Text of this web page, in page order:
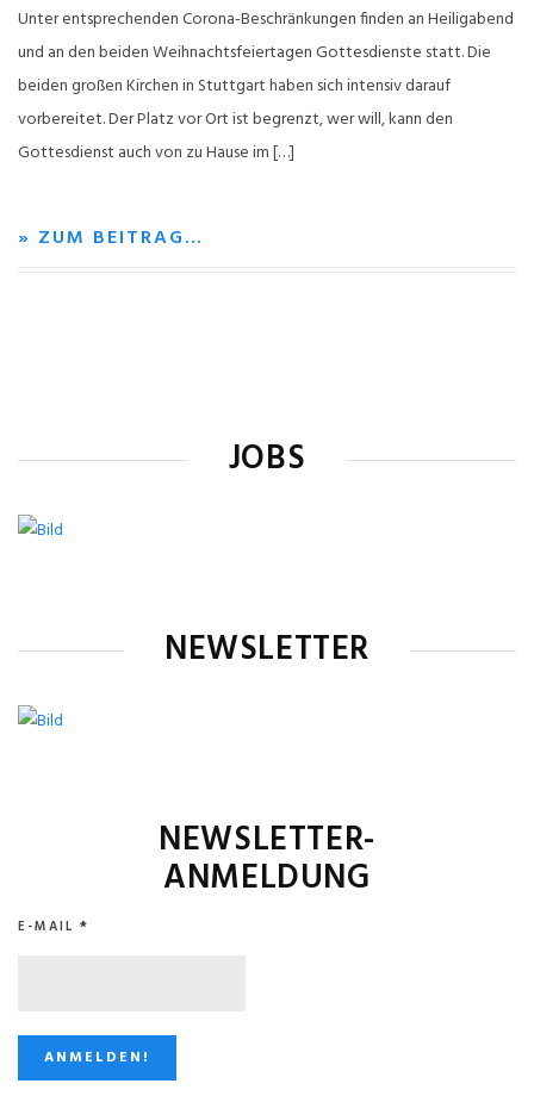
Unter entsprechenden Corona-Beschränkungen finden an Heiligabend
und an den beiden Weihnachtsfeiertagen Gottesdienste statt. Die
beiden großen Kirchen in Stuttgart haben sich intensiv darauf
vorbereitet. Der Platz vor Ort ist begrenzt, wer will, kann den
Gottesdienst auch von zu Hause im […]
» ZUM BEITRAG…
JOBS
NEWSLETTER
NEWSLETTER-
ANMELDUNG
E-MAIL *